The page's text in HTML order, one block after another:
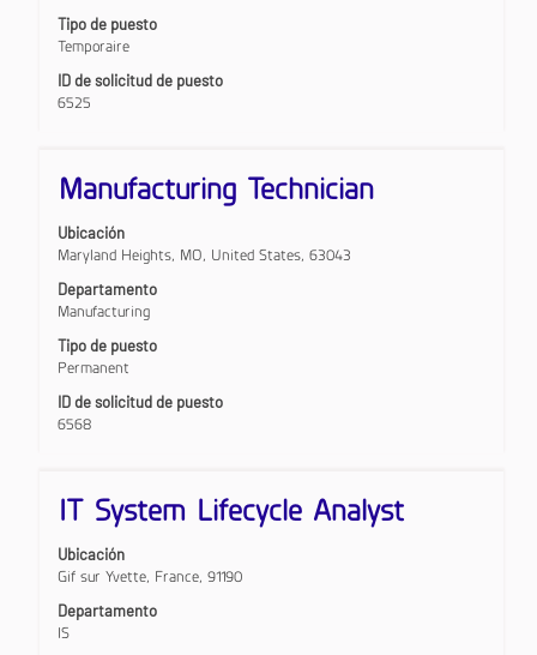
Tipo de puesto
Temporaire
ID de solicitud de puesto
6525
del
puesto.
Título
Manufacturing Technician
Ubicación
Maryland Heights, MO, United States, 63043
Departamento
Manufacturing
Tipo de puesto
Permanent
ID de solicitud de puesto
6568
Utilice
la
espaciadora
para
ver
el
completo
de
la
información
del
Título
IT System Lifecycle Analyst
Ubicación
Gif sur Yvette, France, 91190
Departamento
IS
Utilice
la
espaciadora
para
ver
el